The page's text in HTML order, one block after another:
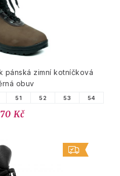
pánská zimní kotníčková
obuv
51 52 53 54
Kč